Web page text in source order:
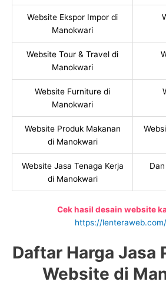
Website Ekspor Impor di
Manokwari
Website Tour & Travel di
Manokwari
Website Furniture di
Manokwari
Website Produk Makanan
di Manokwari
Website Jasa Tenaga Kerja
di Manokwari
Cek hasil desain website
https://
Daftar Harga Jasa
Website di